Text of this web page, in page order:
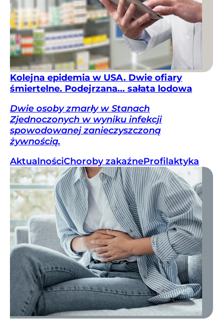
Kolejna epidemia w USA. Dwie ofiary
śmiertelne. Podejrzana... sałata lodowa
Dwie osoby zmarły w Stanach
Zjednoczonych w wyniku infekcji
spowodowanej zanieczyszczoną
żywnością.
AktualnościChoroby zakaźneProfilaktyka